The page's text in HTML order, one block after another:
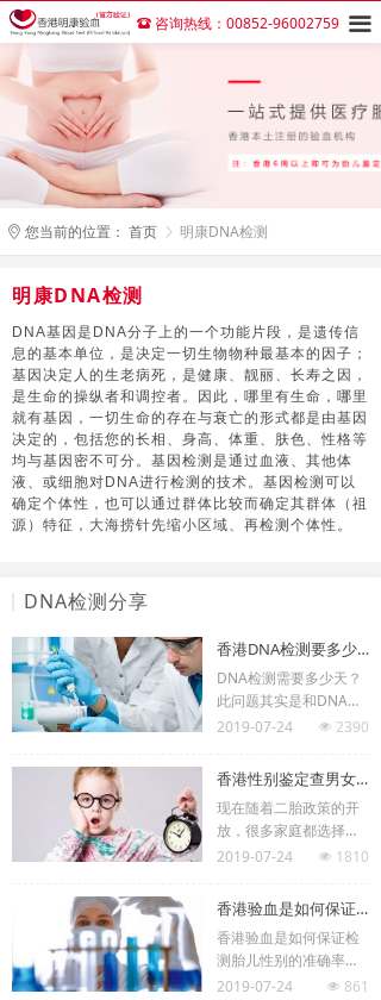
끀
뀰 咨询热线：00852-96002759
ꀷ 您当前的位置： ꁕ 明康DNA检测
首页
明康DNA检测
DNA基因是DNA分子上的一个功能片段，是遗传信
息的基本单位，是决定一切生物物种最基本的因子；
基因决定人的生老病死，是健康、靓丽、长寿之因，
是生命的操纵者和调控者。因此，哪里有生命，哪里
就有基因，一切生命的存在与衰亡的形式都是由基因
决定的，包括您的长相、身高、体重、肤色、性格等
均与基因密不可分。基因检测是通过血液、其他体
液、或细胞对DNA进行检测的技术。基因检测可以
确定个体性，也可以通过群体比较而确定其群体（祖
源）特征，大海捞针先缩小区域、再检测个体性。
香港DNA检测要多少天？DNA检测可以检测一些什么项目？
DNA检测需要多少天？
此问题其实是和DNA检
测什么项目是直接相关
基因检测。要了解DNA
检测需要多少天？首先
要知道自己的DNA检测
内容是什么！其次根据
DNA检测的下面介绍就
啦！ 一、DNA检测有什
么用途？DNA检测原理
是什……
넶 2390
2019-07-24
香港性别鉴定查男女原理
现在随着二胎政策的开
放，很多家庭都选择了
生二胎，但是国内并不
很多宝妈选择了香港验
血查男女，听说准确率
更是高达99.6%，那么
这么高的准确率它检测
的原理是什么呢？今天
넶 1810
2019-07-24
香港验血是如何保证检测胎儿性别的准确率的呢？
香港验血是如何保证检
测胎儿性别的准确率的
呢？，随著二胎政策的
넶 861
2019-07-24
DNA检测分享